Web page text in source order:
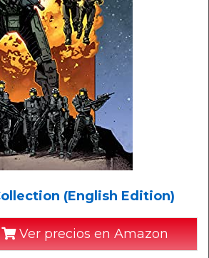
(English Edition)
Ver precios en Amazon